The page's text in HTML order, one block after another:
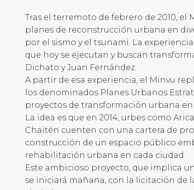
Tras el terremoto de febrero de 2010, el
planes de reconstrucción urbana en
por el sismo y el tsunami. La
que hoy se ejecutan y buscan
Dichato y Juan Fernández.
A partir de esa experiencia, el Minvu
los denominados Planes Urbanos
proyectos de transformación urbana
La idea es que en 2014, urbes como
Chaitén cuenten con una cartera de
construcción de un espacio público
rehabilitación urbana en cada ciudad.
Este ambicioso proyecto, que implica
se iniciará mañana, con la licitación de